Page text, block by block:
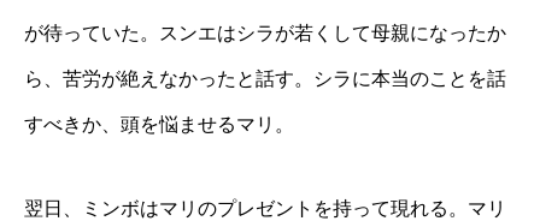
が待っていた。スンエはシラが若くして母親になったか
ら、苦労が絶えなかったと話す。シラに本当のことを話
すべきか、頭を悩ませるマリ。
翌日、ミンボはマリのプレゼントを持って現れる。マリ